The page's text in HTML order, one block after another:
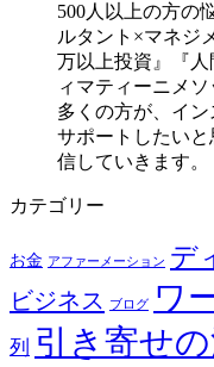
500人以上の方の
ルタント×マネジ
万以上投資』『
ィマティーニメ
多くの方が、イ
サポートしたい
信していきます。
カテゴリー
お金 アファーメーション デ
ビジネス ブログ ワ
列 引き寄せの